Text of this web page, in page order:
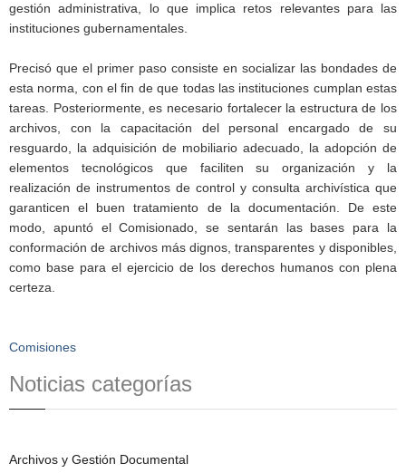
gestión administrativa, lo que implica retos relevantes para las
instituciones gubernamentales.
Precisó que el primer paso consiste en socializar las bondades de
esta norma, con el fin de que todas las instituciones cumplan estas
tareas. Posteriormente, es necesario fortalecer la estructura de los
archivos, con la capacitación del personal encargado de su
resguardo, la adquisición de mobiliario adecuado, la adopción de
elementos tecnológicos que faciliten su organización y la
realización de instrumentos de control y consulta archivística que
garanticen el buen tratamiento de la documentación. De este
modo, apuntó el Comisionado, se sentarán las bases para la
conformación de archivos más dignos, transparentes y disponibles,
como base para el ejercicio de los derechos humanos con plena
certeza.
Comisiones
Noticias categorías
Archivos y Gestión Documental